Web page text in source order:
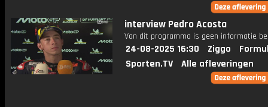
interview Pedro Acosta
Van dit programma is geen informatie
24-08-2025 16:30 Ziggo
Sporten.TV
Alle afleveringen